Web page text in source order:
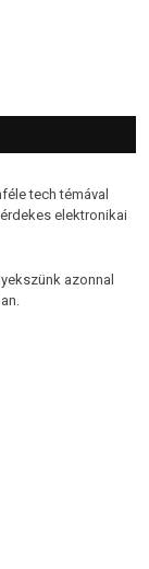
tech témával
elektronikai
azonnal